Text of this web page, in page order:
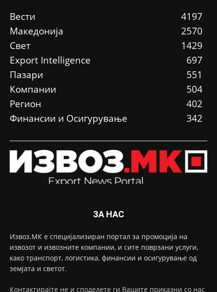
Вести
4197
Македонија
2570
Свет
1429
Еxport Intelligence
697
Пазари
551
Компании
504
Регион
402
Финансии и Осигурување
342
ЗА НАС
Извоз.МК е специјализиран портал за промоција на
извозот и извозните компании, и сите поврзани услуги,
како транспорт, логистика, финансии и осигурување од
земјата и светот.
Контактирајте не и споделете ги Вашите приказни со нас